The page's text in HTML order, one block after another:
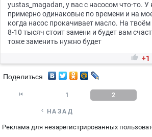
yustas_magadan, у вас с насосом что-то. У
примерно одинаковые по времени и на
когда насос прокачивает масло. На
8-10 тысяч стоит замени и будет вам
тоже заменить нужно будет
 +1
Поделиться
 1 2
 НАЗАД
Реклама для незарегистрированных